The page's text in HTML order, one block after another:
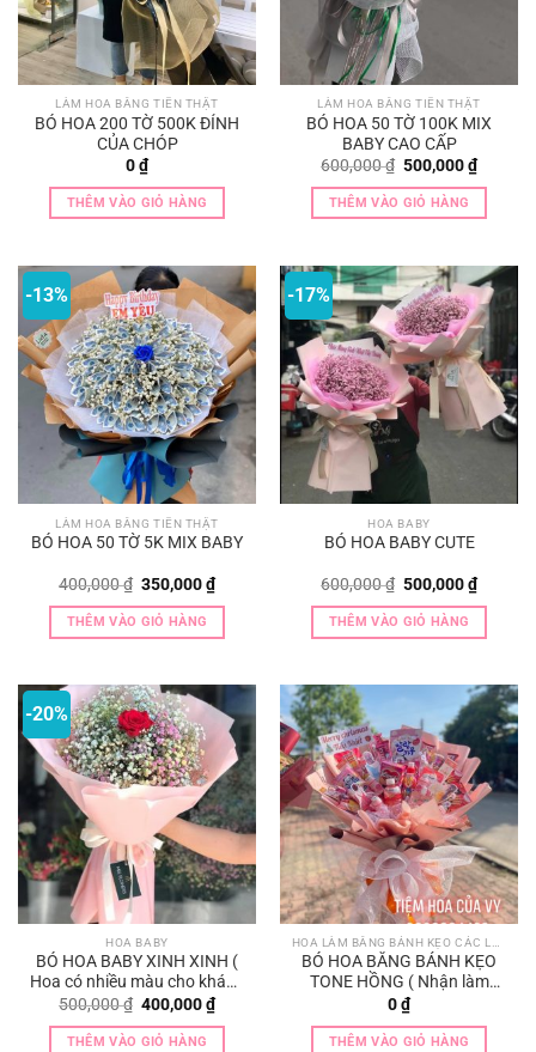
LÀM HOA BẰNG TIỀN THẬT
BÓ HOA 200 TỜ 500K ĐỈNH
CỦA CHÓP
0₫
THÊM VÀO GIỎ HÀNG
LÀM HOA BẰNG TIỀN THẬT
BÓ HOA 50 TỜ 100K MIX
BABY CAO CẤP
600,000₫ Giá
là:
600,000 ₫.
500,000₫Giá
hiện
tại
THÊM VÀO GIỎ HÀNG
-13%
LÀM HOA BẰNG TIỀN THẬT
BÓ HOA 50 TỜ 5K MIX BABY
400,000₫ Giá
là:
400,000 ₫.
350,000₫Giá
hiện
tại
350,000 ₫.
THÊM VÀO GIỎ HÀNG
-17%
HOA BABY
BÓ HOA BABY CUTE
600,000₫ Giá
là:
600,000 ₫.
500,000₫Giá
hiện
tại
THÊM VÀO GIỎ HÀNG
-20%
HOA BABY
BÓ HOA BABY XINH XINH (
Hoa có nhiều màu cho khách
lựa chọn )
500,000₫ Giá
là:
400,000₫Giá
hiện
tại
THÊM VÀO GIỎ HÀNG
BÓ HOA BẰNG BÁNH KẸO
TONE HỒNG ( Nhận làm
theo tone màu khách thích )
0₫
THÊM VÀO GIỎ HÀNG